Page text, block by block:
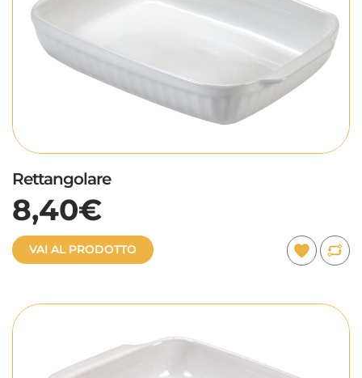
Rettangolare
8,40€
VAI AL PRODOTTO